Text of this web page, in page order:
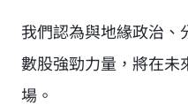
我們認為與地緣政治、
數股強勁力量，將在未
場。